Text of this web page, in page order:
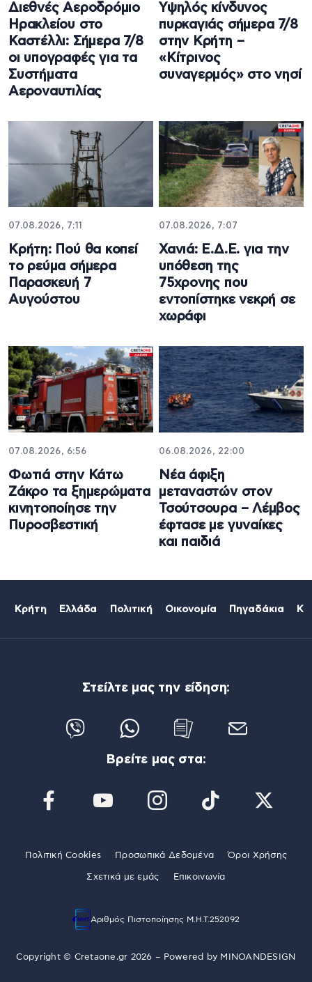
Διεθνές Αεροδρόμιο
Ηρακλείου στο
Καστέλλι: Σήμερα 7/8
οι υπογραφές για τα
Συστήματα
Αεροναυτιλίας
Υψηλός κίνδυνος
πυρκαγιάς σήμερα 7/8
στην Κρήτη –
«Κίτρινος
συναγερμός» στο νησί
07.08.2026, 7:11
Κρήτη: Πού θα κοπεί
το ρεύμα σήμερα
Παρασκευή 7
Αυγούστου
07.08.2026, 7:07
Χανιά: Ε.Δ.Ε. για την
υπόθεση της
75χρονης που
εντοπίστηκε νεκρή σε
χωράφι
07.08.2026, 6:56
Φωτιά στην Κάτω
Ζάκρο τα ξημερώματα
κινητοποίησε την
Πυροσβεστική
06.08.2026, 22:00
Νέα άφιξη
μεταναστών στον
Τσούτσουρα – Λέμβος
έφτασε με γυναίκες
και παιδιά
Κρήτη Ελλάδα Πολιτική Οικονομία Πηγαδάκια
Στείλτε μας την είδηση:
Βρείτε μας στα:
Πολιτική Cookies Προσωπικά Δεδομένα Όροι Χρήσης
Σχετικά με εμάς Επικοινωνία
Αριθμός Πιστοποίησης Μ.Η.Τ.252092
Copyright © Cretaone.gr 2026 – Powered by MINOANDESIGN